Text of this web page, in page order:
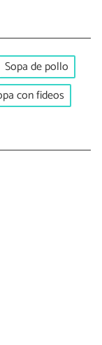
Sopa de pollo
con fideos